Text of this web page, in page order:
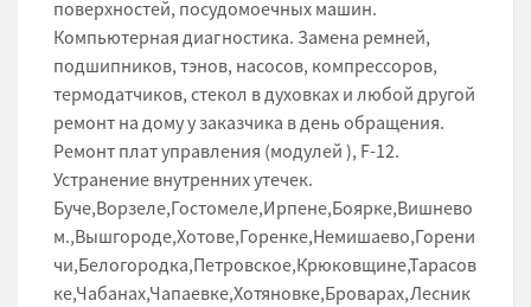
поверхностей, посудомоечных машин.
Компьютерная диагностика. Замена ремней,
подшипников, тэнов, насосов, компрессоров,
термодатчиков, стекол в духовках и любой другой
ремонт на дому у заказчика в день обращения.
Ремонт плат управления (модулей ), F-12.
Устранение внутренних утечек.
Буче,Ворзеле,Гостомеле,Ирпене,Боярке,Вишнево
м.,Вышгороде,Хотове,Горенке,Немишаево,Горени
чи,Белогородка,Петровское,Крюковщине,Тарасов
ке,Чабанах,Чапаевке,Хотяновке,Броварах,Лесник